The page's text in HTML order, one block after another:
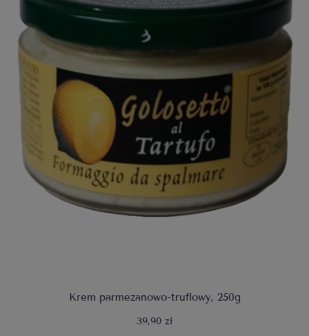
Krem parmezanowo-truflowy, 250g
39,90 zł